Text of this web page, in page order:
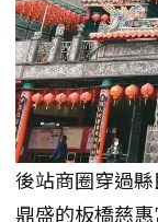
後站商圈穿過
鼎盛的板橋慈